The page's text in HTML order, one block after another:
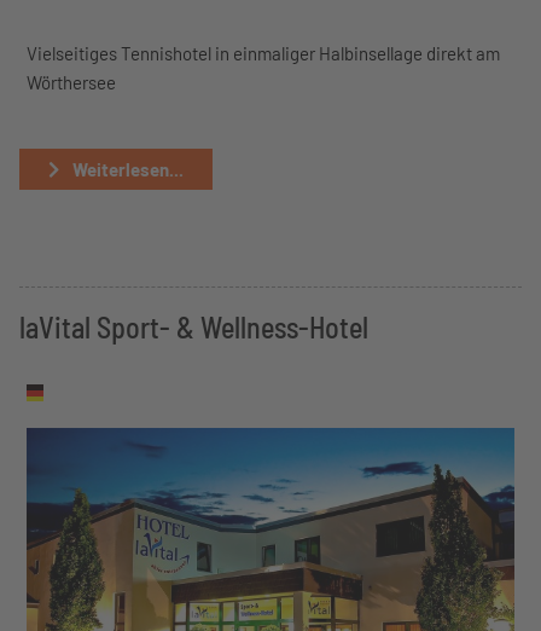
Vielseitiges Tennishotel in einmaliger Halbinsellage direkt am
Wörthersee
Weiterlesen...
laVital Sport- & Wellness-Hotel